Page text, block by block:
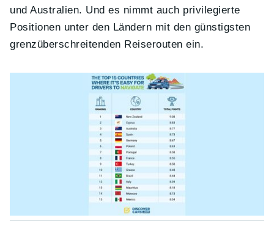
und Australien. Und es nimmt auch privilegierte
Positionen unter den Ländern mit den günstigsten
grenzüberschreitenden Reiserouten ein.